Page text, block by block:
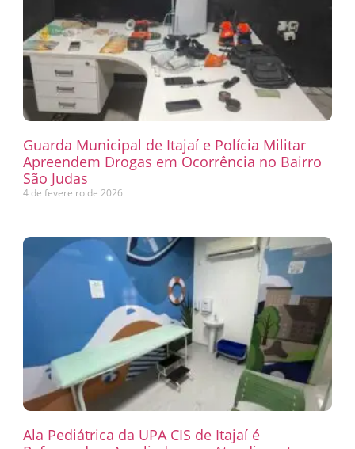
Guarda Municipal de Itajaí e Polícia Militar
Apreendem Drogas em Ocorrência no Bairro
São Judas
4 de fevereiro de 2026
Ala Pediátrica da UPA CIS de Itajaí é